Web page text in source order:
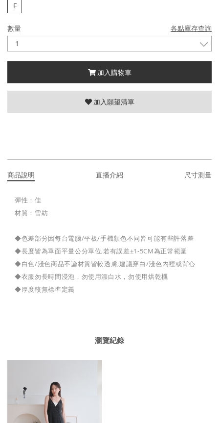
F
數量 各點庫存查詢
加入購物車
加入願望清單
商品說明 直播介紹 尺寸測量
彈性：佳
材質：雪紡
◆色差部分因每台電腦/平板/手機顏色不同皆可能有些許落差
◆長度皆為單面平量公分單位,若有誤差±1-5CM為正常範圍
◆白色/淺色商品不論材質皆較透膚,建議穿白/淺色內裡或背心
◆衣服勿長時間浸泡，勿使用漂白水，勿使用烘乾機
◆厚度較無標準定義
瀏覽紀錄